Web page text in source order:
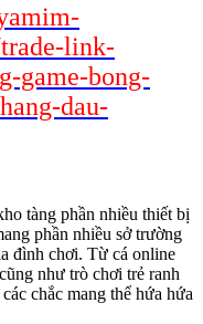
link-
game-bong-
dau-
tàng phần nhiều thiết bị
phần nhiều sở trường
đình chơi. Từ cá online
như trò chơi trẻ ranh
chắc mang thể hứa hứa